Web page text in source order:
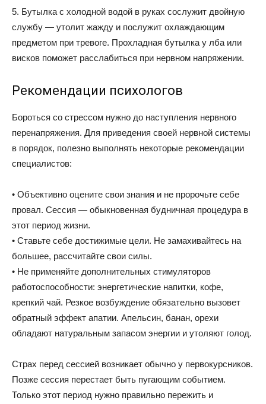
5. Бутылка с холодной водой в руках сослужит двойную
службу — утолит жажду и послужит охлаждающим
предметом при тревоге. Прохладная бутылка у лба или
висков поможет расслабиться при нервном напряжении.
Рекомендации психологов
Бороться со стрессом нужно до наступления нервного
перенапряжения. Для приведения своей нервной системы
в порядок, полезно выполнять некоторые рекомендации
специалистов:
• Объективно оцените свои знания и не пророчьте себе
провал. Сессия — обыкновенная будничная процедура в
этот период жизни.
• Ставьте себе достижимые цели. Не замахивайтесь на
большее, рассчитайте свои силы.
• Не применяйте дополнительных стимуляторов
работоспособности: энергетические напитки, кофе,
крепкий чай. Резкое возбуждение обязательно вызовет
обратный эффект апатии. Апельсин, банан, орехи
обладают натуральным запасом энергии и утоляют голод.
Страх перед сессией возникает обычно у первокурсников.
Позже сессия перестает быть пугающим событием.
Только этот период нужно правильно пережить и